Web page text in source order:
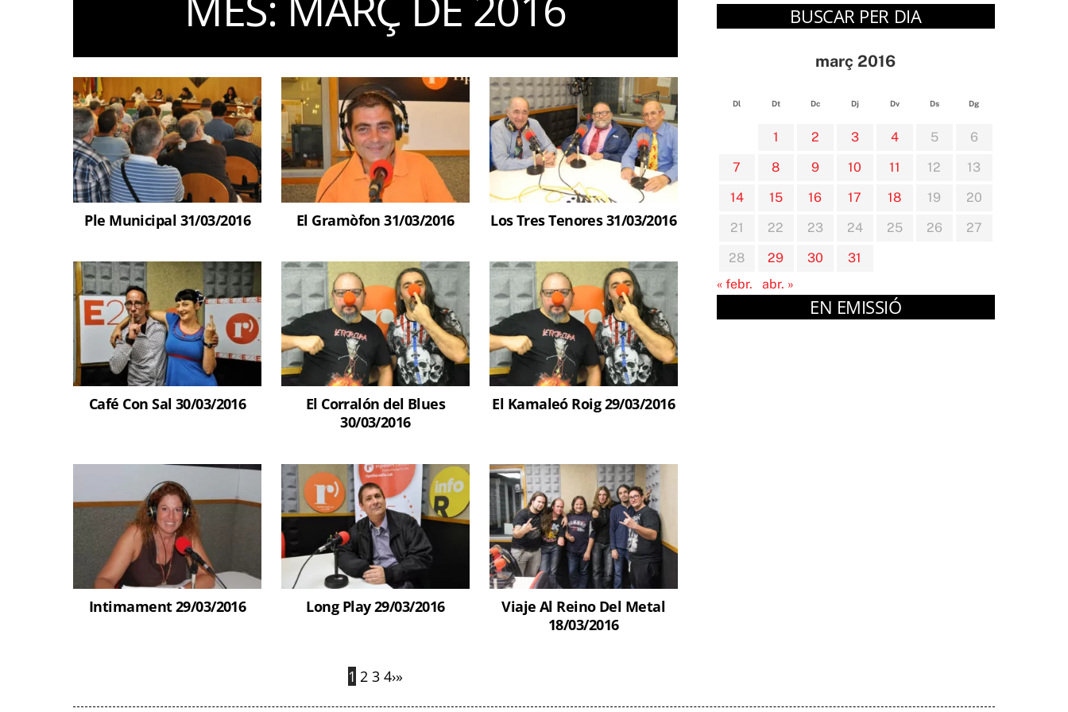
Ple Municipal 31/03/2016 El Gramòfon 31/03/2016 Los Tres Tenores 31/03/2016
Café Con Sal 30/03/2016
El Corralón del Blues
30/03/2016
El Kamaleó Roig 29/03/2016
Intimament 29/03/2016 Long Play 29/03/2016
Viaje Al Reino Del Metal
18/03/2016
1 2 3 4›»
BUSCAR PER DIA
març 2016
Dl Dt Dc Dj Dv Ds Dg
1 2 3 4 5
6
7
8 9 10 11 12
13
14
15 16 17 18 19
20
21
22 23 24 25 26
27
28
29 30
31
« febr.
abr. »
EN EMISSIÓ